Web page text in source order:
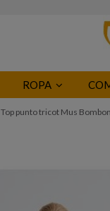
ROPA
Top punto tricot Mus